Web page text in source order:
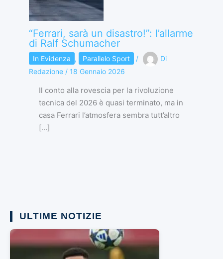
“Ferrari, sarà un disastro!”: l’allarme
di Ralf Schumacher
In Evidenza , Parallelo Sport /
Di
Redazione / 18 Gennaio 2026
Il conto alla rovescia per la rivoluzione
tecnica del 2026 è quasi terminato, ma in
casa Ferrari l’atmosfera sembra tutt’altro
[…]
ULTIME NOTIZIE